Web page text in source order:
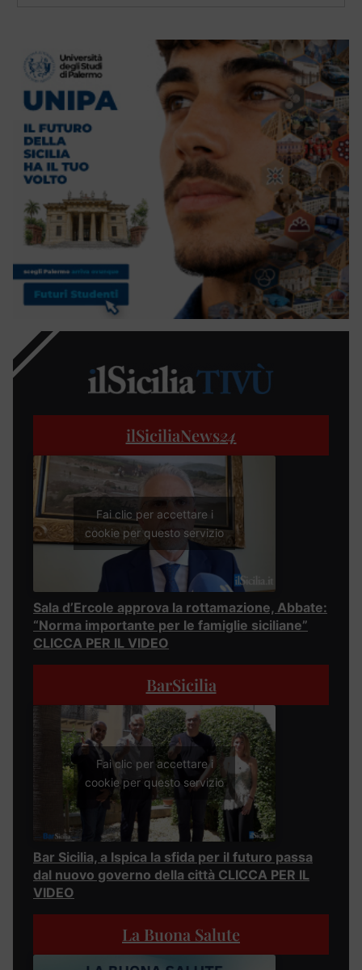
ilSiciliaNews24
Fai clic per accettare i
cookie per questo servizio
Sala d’Ercole approva la rottamazione, Abbate:
“Norma importante per le famiglie siciliane”
CLICCA PER IL VIDEO
BarSicilia
Fai clic per accettare i
cookie per questo servizio
Bar Sicilia, a Ispica la sfida per il futuro passa
dal nuovo governo della città CLICCA PER IL
VIDEO
La Buona Salute